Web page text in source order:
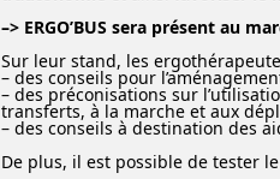
–> ERGO’BUS sera présent au
Sur leur stand, les
– des conseils pour
– des préconisations sur
transferts, à la marche et aux
– des conseils à destination des
De plus, il est possible de tester